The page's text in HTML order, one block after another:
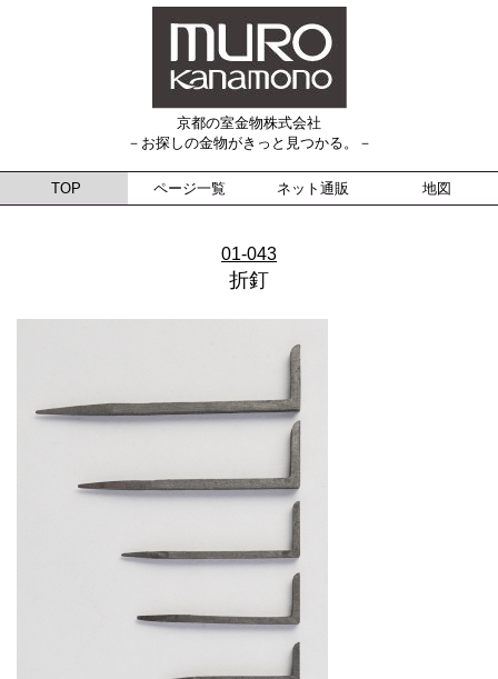
京都の室金物株式会社
－お探しの金物がきっと見つかる。－
TOP ページ一覧 ネット通販 地図
01-043
折釘